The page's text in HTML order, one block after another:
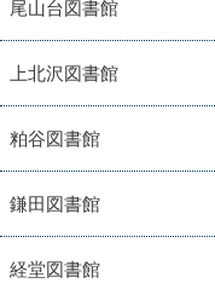
尾山台図書館
上北沢図書館
粕谷図書館
鎌田図書館
経堂図書館